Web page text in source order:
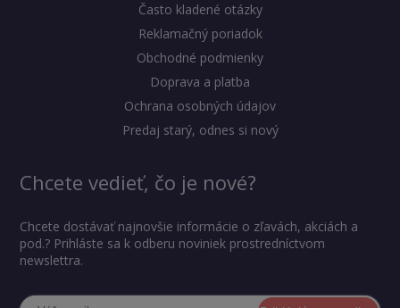
Často kladené otázky
Reklamačný poriadok
Obchodné podmienky
Doprava a platba
Ochrana osobných údajov
Predaj starý, odnes si nový
Chcete vedieť, čo je nové?
Chcete dostávať najnovšie informácie o zľavách, akciách a
pod.? Prihláste sa k odberu noviniek prostredníctvom
newslettra.